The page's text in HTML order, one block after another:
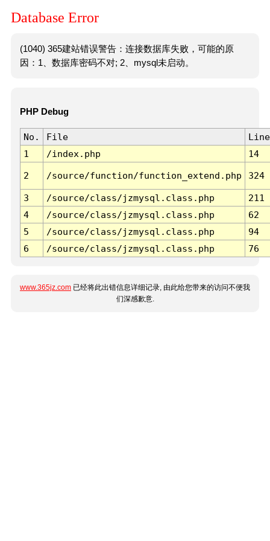
Database Error
(1040) 365建站错误警告：连接数据库失败，可能的原
因：1、数据库密码不对; 2、mysql未启动。
PHP Debug
No. File
Line
1
/index.php 14
2 /source/function/function_extend.php 324
3 /source/class/jzmysql.class.php
211
4
/source/class/jzmysql.class.php
62
5
/source/class/jzmysql.class.php
94
6
/source/class/jzmysql.class.php 76
www.365jz.com 已经将此出错信息详细记录, 由此给您带来的访问不便我
们深感歉意.